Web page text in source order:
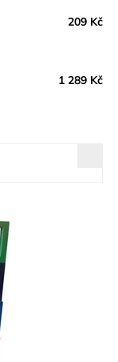
209 Kč
1 289 Kč